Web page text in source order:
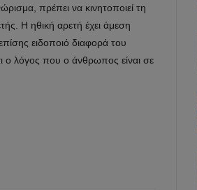
πρέπει να κινητοποιεί τη
Η ηθική αρετή έχει άμεση
ειδοποιό διαφορά του
ο λόγος που ο άνθρωπος είναι σε